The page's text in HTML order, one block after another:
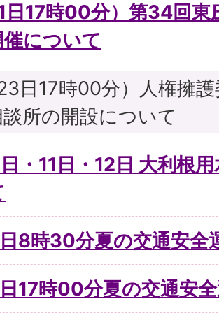
1日17時00分）第34回
について
23日17時00分）人権擁
所の開設について
・11日・12日 大利根
8時30分夏の交通安全
17時00分夏の交通安